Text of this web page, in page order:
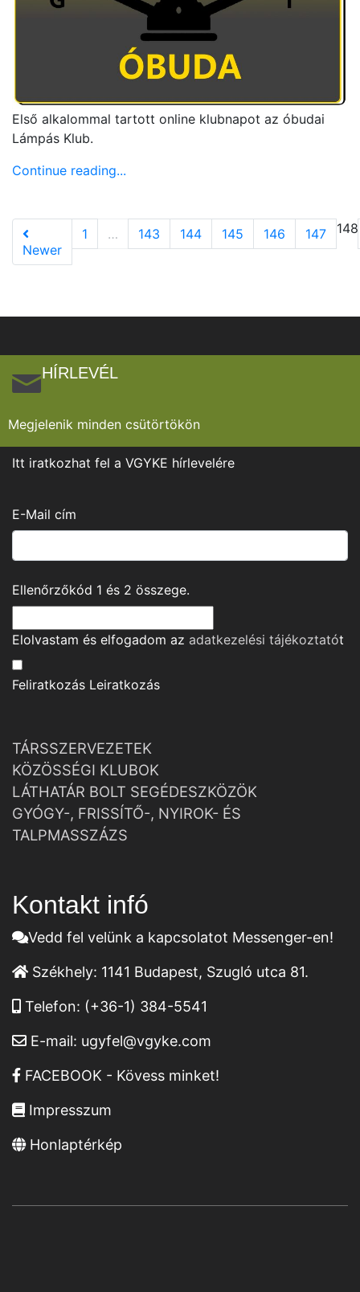
Első alkalommal tartott online klubnapot az óbudai
Lámpás Klub.
Continue reading...
Newer
1 … 143 144 145 146 147 148
HÍRLEVÉL
Megjelenik minden csütörtökön
Itt iratkozhat fel a VGYKE hírlevelére
E-Mail cím
Ellenőrzőkód 1 és 2 összege.
Elolvastam és elfogadom az adatkezelési tájékoztatót
Feliratkozás Leiratkozás
TÁRSSZERVEZETEK
KÖZÖSSÉGI KLUBOK
LÁTHATÁR BOLT SEGÉDESZKÖZÖK
GYÓGY-, FRISSÍTŐ-, NYIROK- ÉS
TALPMASSZÁZS
Kontakt infó
Vedd fel velünk a kapcsolatot Messenger-en!
Székhely: 1141 Budapest, Szugló utca 81.
Telefon: (+36-1) 384-5541
E-mail: ugyfel@vgyke.com
FACEBOOK - Kövess minket!
Impresszum
Honlaptérkép